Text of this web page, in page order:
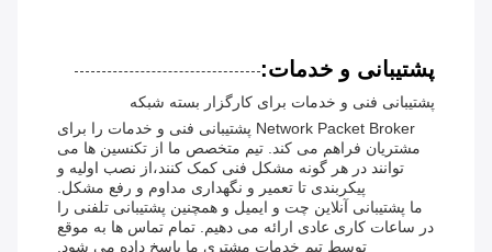
پشتیبانی و خدمات:
پشتیبانی فنی و خدمات برای کارگزار بسته شبکه
Network Packet Broker پشتیبانی فنی و خدمات را برای
مشتریان فراهم می کند. تیم متخصص ما از تکنسین ها می
توانند در هر گونه مشکل فنی کمک کنند،از نصب اولیه و
پیکربندی تا تعمیر و نگهداری مداوم و رفع مشکل.
ما پشتیبانی آنلاین چت و ایمیل و همچنین پشتیبانی تلفنی را
در ساعات کاری عادی ارائه می دهیم. تمام تماس ها به موقع
توسط تیم خدمات مشتری ما پاسخ داده می شود.